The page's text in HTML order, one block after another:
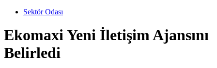
Sektör Odası
Ekomaxi Yeni İletişim Ajansını
Belirledi